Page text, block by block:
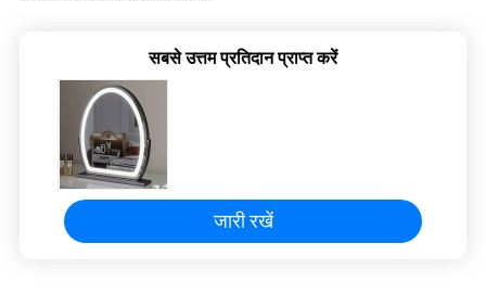
गोपनीयता
सबसे उत्तम प्रतिदान प्राप्त करें
जारी रखें